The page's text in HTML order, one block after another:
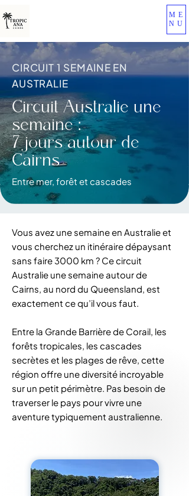
ME
NU
CIRCUIT 1 SEMAINE EN
AUSTRALIE
Circuit Australie une
semaine :
7 jours autour de
Cairns
Entre mer, forêt et cascades
Vous avez une semaine en Australie et
vous cherchez un itinéraire dépaysant
sans faire 3000 km ? Ce circuit
Australie une semaine autour de
Cairns, au nord du Queensland, est
exactement ce qu’il vous faut.
Entre la Grande Barrière de Corail, les
forêts tropicales, les cascades
secrètes et les plages de rêve, cette
région offre une diversité incroyable
sur un petit périmètre. Pas besoin de
traverser le pays pour vivre une
aventure typiquement australienne.